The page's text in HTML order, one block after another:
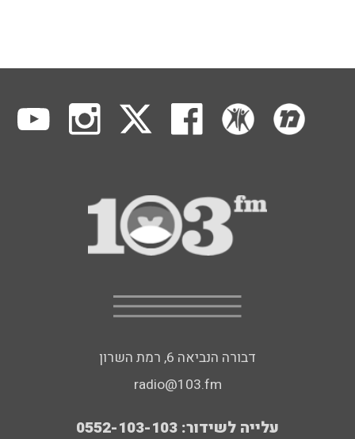
דבורה הנביאה 6, רמת השרון
radio@103.fm
עלייה לשידור: 0552-103-103